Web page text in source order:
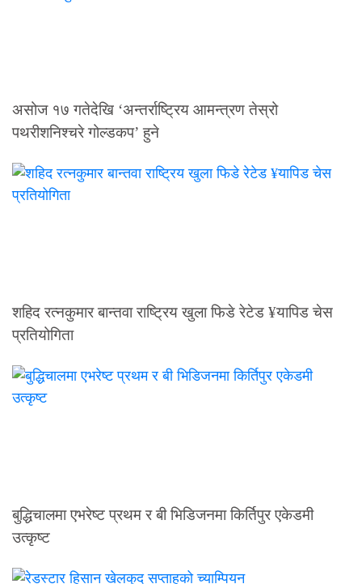
असोज १७ गतेदेखि ‘अन्तर्राष्ट्रिय आमन्त्रण तेस्रो
पथरीशनिश्चरे गोल्डकप’ हुने
शहिद रत्नकुमार बान्तवा राष्ट्रिय खुला फिडे रेटेड ¥यापिड चेस
प्रतियोगिता
बुद्धिचालमा एभरेष्ट प्रथम र बी भिडिजनमा किर्तिपुर एकेडमी
उत्कृष्ट